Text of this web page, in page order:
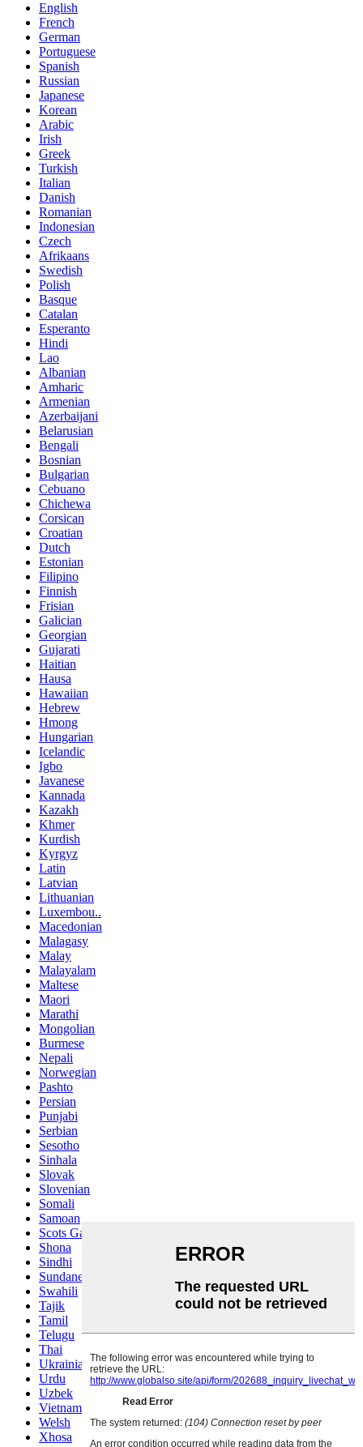
English
French
German
Portuguese
Spanish
Russian
Japanese
Korean
Arabic
Irish
Greek
Turkish
Italian
Danish
Romanian
Indonesian
Czech
Afrikaans
Swedish
Polish
Basque
Catalan
Esperanto
Hindi
Lao
Albanian
Amharic
Armenian
Azerbaijani
Belarusian
Bengali
Bosnian
Bulgarian
Cebuano
Chichewa
Corsican
Croatian
Dutch
Estonian
Filipino
Finnish
Frisian
Galician
Georgian
Gujarati
Haitian
Hausa
Hawaiian
Hebrew
Hmong
Hungarian
Icelandic
Igbo
Javanese
Kannada
Kazakh
Khmer
Kurdish
Kyrgyz
Latin
Latvian
Lithuanian
Luxembou..
Macedonian
Malagasy
Malay
Malayalam
Maltese
Maori
Marathi
Mongolian
Burmese
Nepali
Norwegian
Pashto
Persian
Punjabi
Serbian
Sesotho
Sinhala
Slovak
Slovenian
Somali
Samoan
Scots Gaelic
Shona
Sindhi
Sundanese
Swahili
Tajik
Tamil
Telugu
Thai
Ukrainian
Urdu
Uzbek
Vietnamese
Welsh
Xhosa